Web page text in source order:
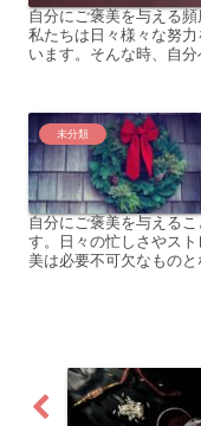
自分にご褒美を与える
私たちは日々様々な努
います。そんな時、自
未分類
自分にご褒美を与える
す。日々の忙しさやス
美は必要不可欠なもの